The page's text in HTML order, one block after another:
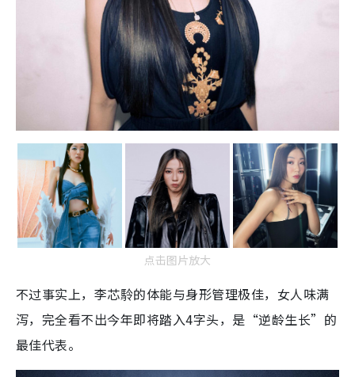
点击图片放大
不过事实上，李芯駖的体能与身形管理极佳，女人味满
泻，完全看不出今年即将踏入4字头，是“逆龄生长”的
最佳代表。